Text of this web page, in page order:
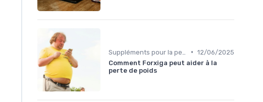
• 12/06/2025
Comment Forxiga peut aider à la
perte de poids